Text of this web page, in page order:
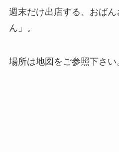
週末だけ出店する、おば
ん」。
場所は地図をご参照下さい